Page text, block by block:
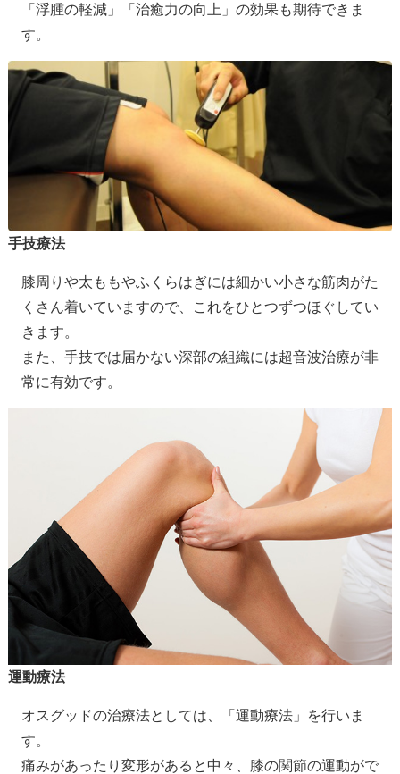
「浮腫の軽減」「治癒力の向上」の効果も期待できま
す。
手技療法
膝周りや太ももやふくらはぎには細かい小さな筋肉がた
くさん着いていますので、これをひとつずつほぐしてい
きます。
また、手技では届かない深部の組織には超音波治療が非
常に有効です。
運動療法
オスグッドの治療法としては、「運動療法」を行いま
す。
痛みがあったり変形があると中々、膝の関節の運動がで